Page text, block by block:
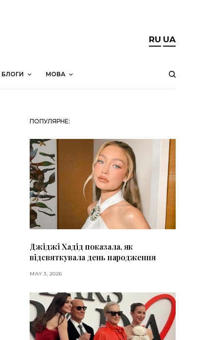
RU UA
БЛОГИ МОВА
ПОПУЛЯРНЕ:
Джіджі Хадід показала, як
відсвяткувала день народження
MAY 3, 2026